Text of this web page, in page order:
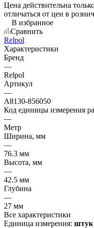
Цена действительна
отличаться от цен в
В избранное
Сравнить
Relpol
Характеристики
Бренд
—
Relpol
Артикул
—
A8130-856050
Код единицы измерения
—
Метр
Ширина, мм
—
76.3 мм
Высота, мм
—
42.5 мм
Глубина
—
27 мм
Все характеристики
Единица измерения: штук